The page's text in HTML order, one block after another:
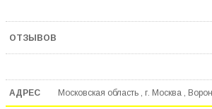
Московская область , г. Москва ,